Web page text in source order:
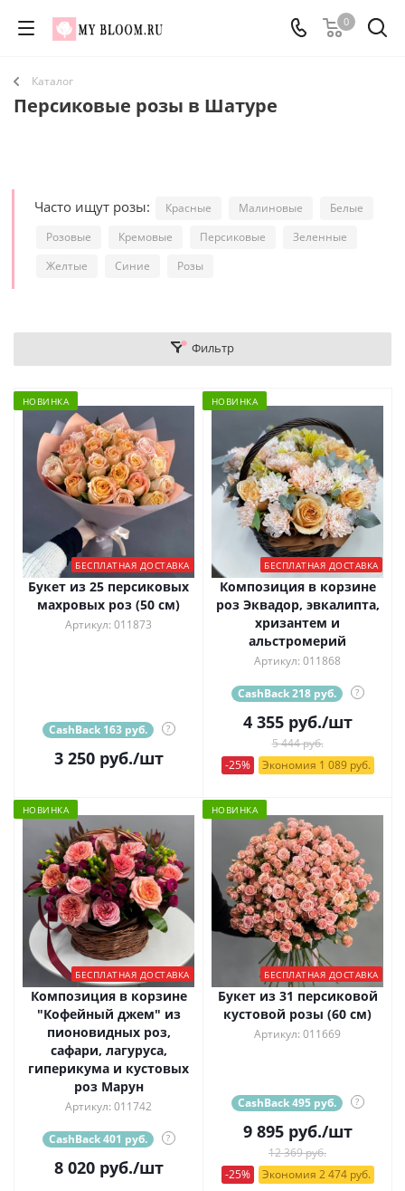
0
Каталог
Персиковые розы в Шатуре
Часто ищут розы: Красные Малиновые
Белые
Розовые
Кремовые Персиковые
Зеленные
Желтые
Синие Розы
Фильтр
НОВИНКА
БЕСПЛАТНАЯ ДОСТАВКА
Букет из 25 персиковых
махровых роз (50 см)
Артикул: 011873
CashBack 163 руб. ?
3 250руб./шт
НОВИНКА
БЕСПЛАТНАЯ ДОСТАВКА
Композиция в корзине
роз Эквадор, эвкалипта,
хризантем и
альстромерий
Артикул: 011868
CashBack 218 руб. ?
4 355руб./шт
5 444 руб.
-25%
Экономия 1 089 руб.
НОВИНКА
БЕСПЛАТНАЯ ДОСТАВКА
Композиция в корзине
"Кофейный джем" из
пионовидных роз,
сафари, лагуруса,
гиперикума и кустовых
роз Марун
Артикул: 011742
CashBack 401 руб. ?
8 020руб./шт
НОВИНКА
БЕСПЛАТНАЯ ДОСТАВКА
Букет из 31 персиковой
кустовой розы (60 см)
Артикул: 011669
CashBack 495 руб. ?
9 895руб./шт
12 369 руб.
-25%
Экономия 2 474 руб.